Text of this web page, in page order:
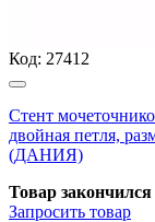
Код: 27412
Стент
двойная петля,
(ДАНИЯ)
Товар закончился
Запросить товар